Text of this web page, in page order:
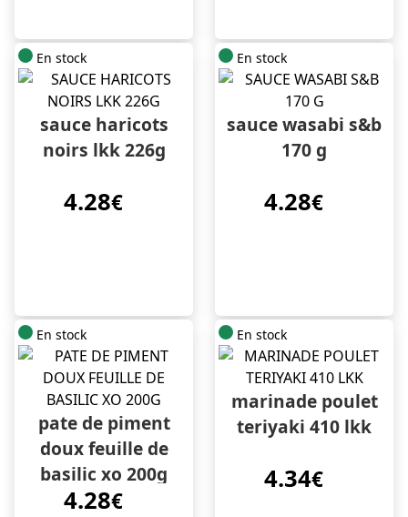
En stock
sauce haricots
noirs lkk 226g
4.28€
En stock
sauce wasabi s&b
170 g
4.28€
En stock
pate de piment
doux feuille de
basilic xo 200g
4.28€
En stock
marinade poulet
teriyaki 410 lkk
4.34€